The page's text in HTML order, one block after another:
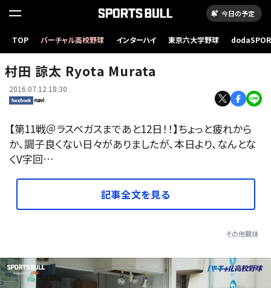
今日の予定
TOP バーチャル高校野球 インターハイ 東京六大学野球
村田 諒太 Ryota Murata
2016.07.12 18:30
【第11戦＠ラスベガスまであと12日！！】ちょっと疲れから
か、調子良くない日々がありましたが、本日より、なんとな
くV字回…
記事全文を見る
その他競技